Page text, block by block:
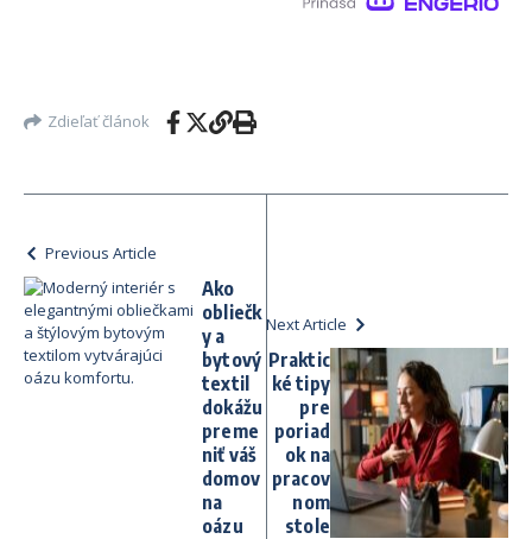
Zdieľať článok
Previous Article
Ako
obliečk
y a
bytový
textil
dokážu
preme
niť váš
domov
na
oázu
Next Article
Praktic
ké tipy
pre
poriad
ok na
pracov
nom
stole